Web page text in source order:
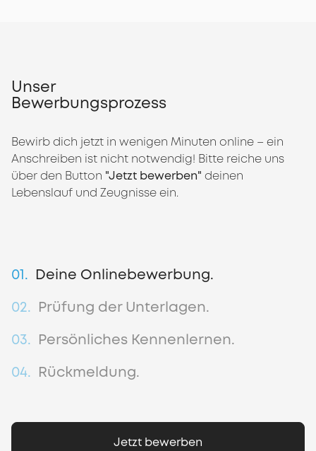
Unser
Bewerbungsprozess
Bewirb dich jetzt in wenigen Minuten online – ein
Anschreiben ist nicht notwendig! Bitte reiche uns
über den Button "Jetzt bewerben" deinen
Lebenslauf und Zeugnisse ein.
01. Deine Onlinebewerbung.
02. Prüfung der Unterlagen.
03. Persönliches Kennenlernen.
04. Rückmeldung.
Jetzt bewerben